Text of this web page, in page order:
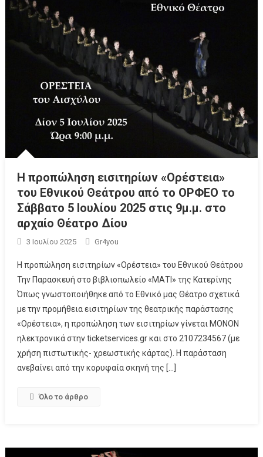
Η προπώληση εισιτηρίων «Ορέστεια»
του Εθνικού Θεάτρου από το ΟΡΦΕΟ το
Σάββατο 5 Ιουλίου 2025 στις 9μ.μ. στο
αρχαίο Θέατρο Δίου
3 Ιουλίου 2025 Gr4you
Η προπώληση εισιτηρίων «Ορέστεια» του Εθνικού Θεάτρου
Την Παρασκευή στο βιβλιοπωλείο «ΜΑΤΙ» της Κατερίνης
Όπως γνωστοποιήθηκε από το Εθνικό μας Θέατρο σχετικά
με την προμήθεια εισιτηρίων της θεατρικής παράστασης
«Ορέστεια», η προπώληση των εισιτηρίων γίνεται ΜΟΝΟΝ
ηλεκτρονικά στην ticketservices.gr και στο 2107234567 (με
χρήση πιστωτικής- χρεωστικής κάρτας). Η παράσταση
ανεβαίνει από την κορυφαία σκηνή της […]
Όλο το άρθρο